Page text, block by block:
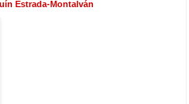
Estrada-Montalván